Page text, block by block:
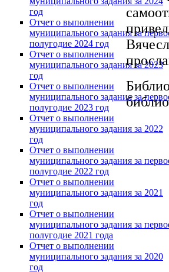
год
Отчет о выполнении
муниципального задания за
полугодие 2024 год
Отчет о выполнении
муниципального задания за 2023
год
Отчет о выполнении
муниципального задания за
полугодие 2023 год
Отчет о выполнении
муниципального задания за 2022
год
Отчет о выполнении
муниципального задания за
полугодие 2022 год
Отчет о выполнении
муниципального задания за 2021
год
Отчет о выполнении
муниципального задания за
полугодие 2021 года
Отчет о выполнении
муниципального задания за 2020
год